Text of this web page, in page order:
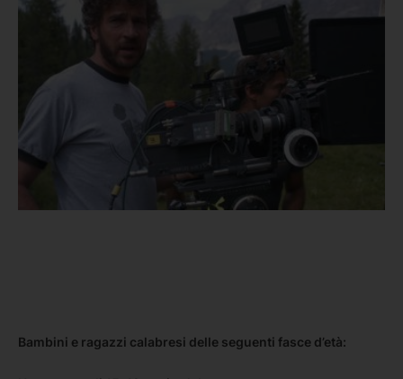
Bambini e ragazzi calabresi delle seguenti fasce d’età: